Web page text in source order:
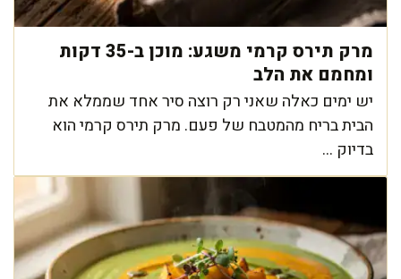
מרק תירס קרמי משגע: מוכן ב-35 דקות
ומחמם את הלב
יש ימים כאלה שאני רק רוצה סיר אחד שממלא את
הבית בריח מהמטבח של פעם. מרק תירס קרמי הוא
בדיוק ...